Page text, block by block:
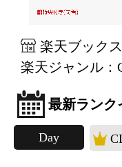
楽天ブックス
楽天ジャンル：
最新ランク
Day